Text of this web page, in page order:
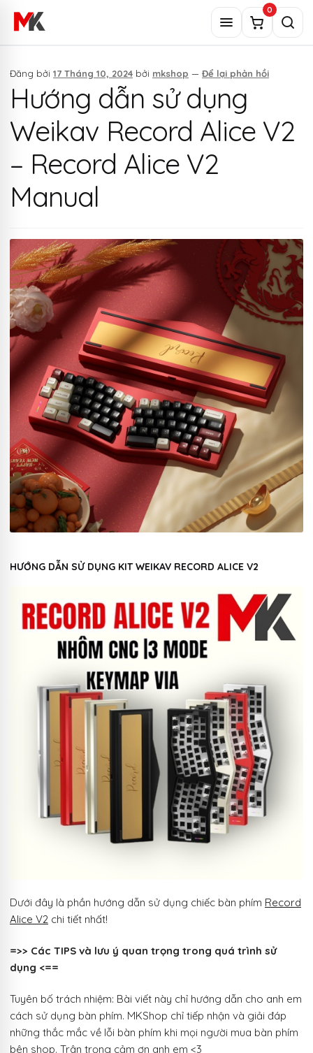
Menu
Tìm
kiếm
0
Đăng bởi 17 Tháng 10, 2024 bởi mkshop — Để lại phản hồi
Hướng dẫn sử dụng
Weikav Record Alice V2
– Record Alice V2
Manual
HƯỚNG DẪN SỬ DỤNG KIT WEIKAV RECORD ALICE V2
Dưới đây là phần hướng dẫn sử dụng chiếc bàn phím Record
Alice V2 chi tiết nhất!
=>> Các TIPS và lưu ý quan trọng trong quá trình sử
dụng <==
Tuyên bố trách nhiệm: Bài viết này chỉ hướng dẫn cho anh em
cách sử dụng bàn phím. MKShop chỉ tiếp nhận và giải đáp
những thắc mắc về lỗi bàn phím khi mọi người mua bàn phím
bên shop. Trân trọng cảm ơn anh em <3